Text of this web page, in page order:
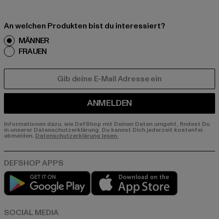
An welchen Produkten bist du interessiert?
MÄNNER
FRAUEN
ANMELDEN
Informationen dazu, wie DefShop mit Deinen Daten umgeht, findest Du
in unserer Datenschutzerklärung. Du kannst Dich jederzeit kostenfei
abmelden. Datenschutzerklärung lesen.
Play market